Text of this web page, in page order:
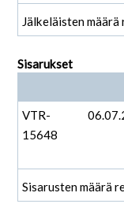
Jälkeläisten
Sisarukset
VTR-
15648
Sisarusten määrä